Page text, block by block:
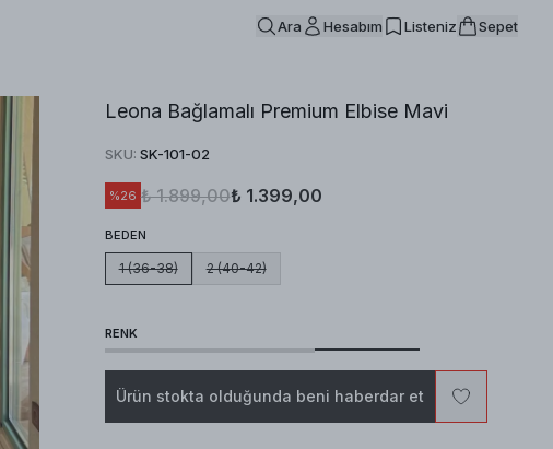
Ara Hesabım Listeniz Sepet
Leona Bağlamalı Premium Elbise Mavi
SKU: SK-101-02
%26 ₺ 1.899,00₺ 1.399,00
BEDEN
1 (36-38) 2 (40-42)
RENK
Ürün stokta olduğunda beni haberdar et